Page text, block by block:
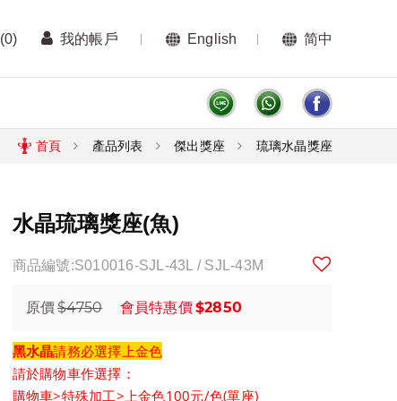
(0) 我的帳戶 English 简中
首頁 產品列表 傑出獎座 琉璃水晶獎座
水晶琉璃獎座(魚)
商品編號:S010016-SJL-43L / SJL-43M
原價$4750 會員特惠價$2850
黑水晶請務必選擇 上金色
請於購物車作選擇：
購物車>特殊加工>上金色100元/色(單座)